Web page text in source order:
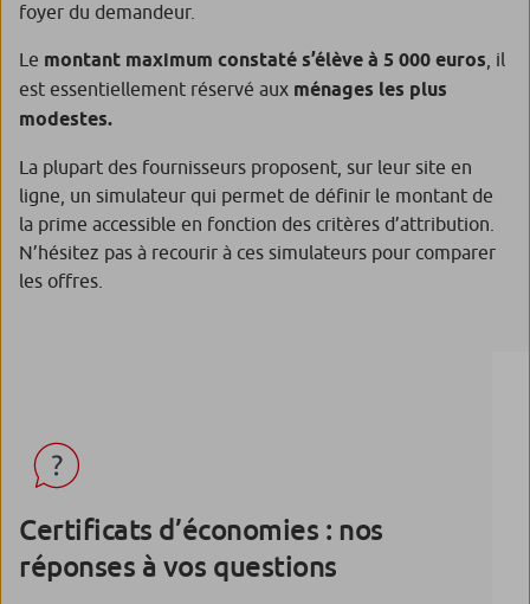
foyer du demandeur.
Le montant maximum constaté s’élève à 5 000 euros , il
est essentiellement réservé aux ménages les plus
modestes.
La plupart des fournisseurs proposent, sur leur site en
ligne, un simulateur qui permet de définir le montant de
la prime accessible en fonction des critères d’attribution.
N’hésitez pas à recourir à ces simulateurs pour comparer
les offres.
Certificats d’économies : nos
réponses à vos questions